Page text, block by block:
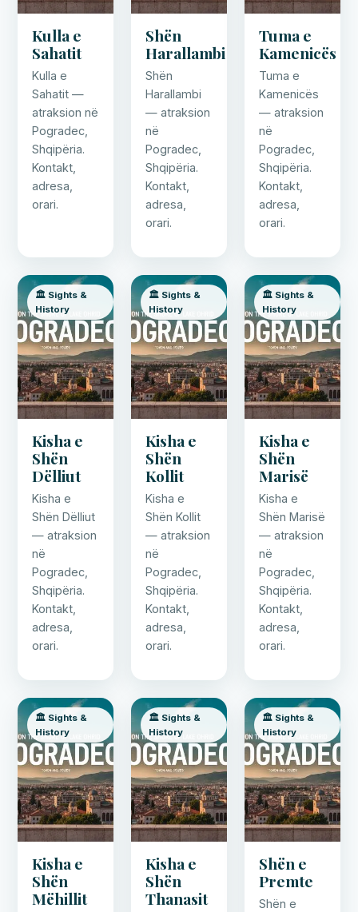
Kulla e
Sahatit
Kulla e
Sahatit —
atraksion në
Pogradec,
Shqipëria.
Kontakt,
adresa,
orari.
Shën
Harallambi
Shën
Harallambi
— atraksion
në
Pogradec,
Shqipëria.
Kontakt,
adresa,
orari.
Tuma e
Kamenicës
Tuma e
Kamenicës
— atraksion
në
Pogradec,
Shqipëria.
Kontakt,
adresa,
orari.
🏛️ Sights &
History
Kisha e
Shën
Dëlliut
Kisha e
Shën Dëlliut
— atraksion
në
Pogradec,
Shqipëria.
Kontakt,
adresa,
orari.
🏛️ Sights &
History
Kisha e
Shën
Kollit
Kisha e
Shën Kollit
— atraksion
në
Pogradec,
Shqipëria.
Kontakt,
adresa,
orari.
🏛️ Sights &
History
Kisha e
Shën
Marisë
Kisha e
Shën Marisë
— atraksion
në
Pogradec,
Shqipëria.
Kontakt,
adresa,
orari.
🏛️ Sights &
History
Kisha e
Shën
Mëhillit
🏛️ Sights &
History
Kisha e
Shën
Thanasit
🏛️ Sights &
History
Shën e
Premte
Shën e